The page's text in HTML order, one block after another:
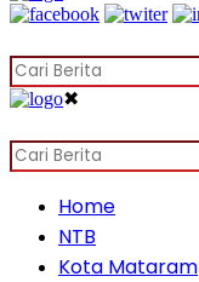
✖
Home
NTB
Kota Mataram